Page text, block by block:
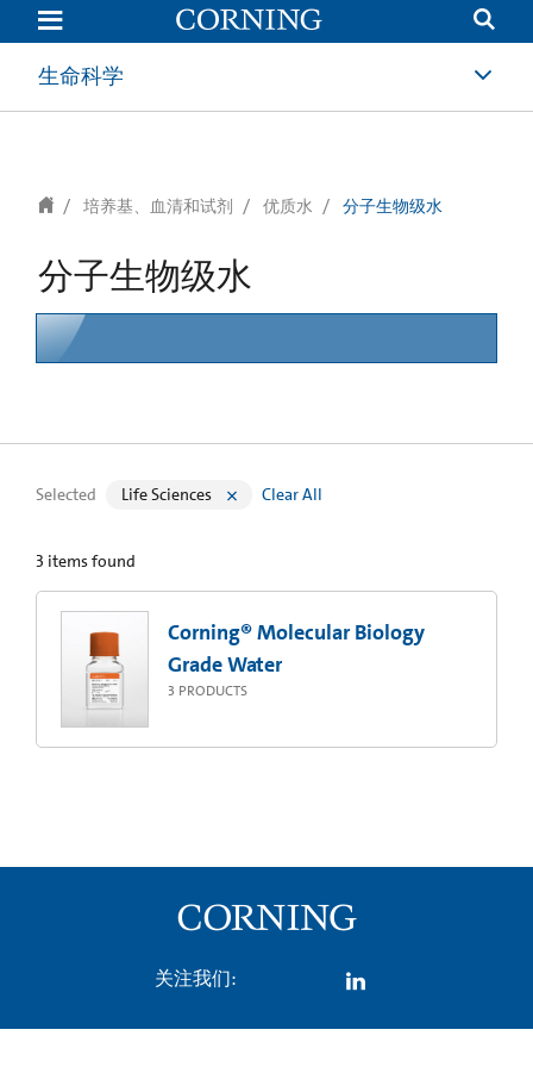
text.skipToContent
text.skipToNavigation
生命科学
培养基、血清和试剂 优质水 分子生物级水
分子生物级水
Selected Life Sciences Clear All
3 items found
Corning® Molecular Biology
Grade Water
3 PRODUCTS
关注我们: